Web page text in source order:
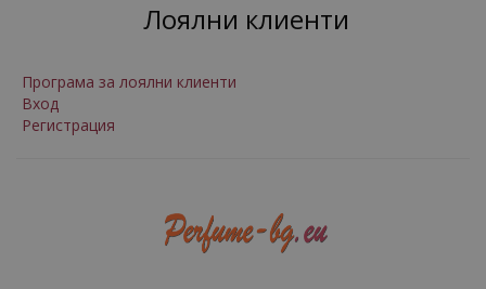
Лоялни клиенти
Програма за лоялни клиенти
Вход
Регистрация